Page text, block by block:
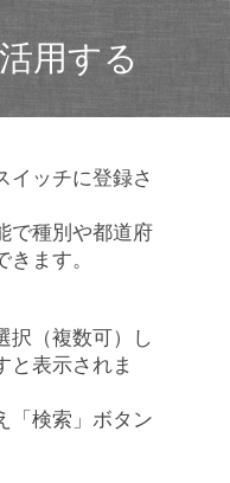
用する
イッチに登録さ
で種別や都道府
ます。
択（複数可）し
と表示されま
「検索」ボタン